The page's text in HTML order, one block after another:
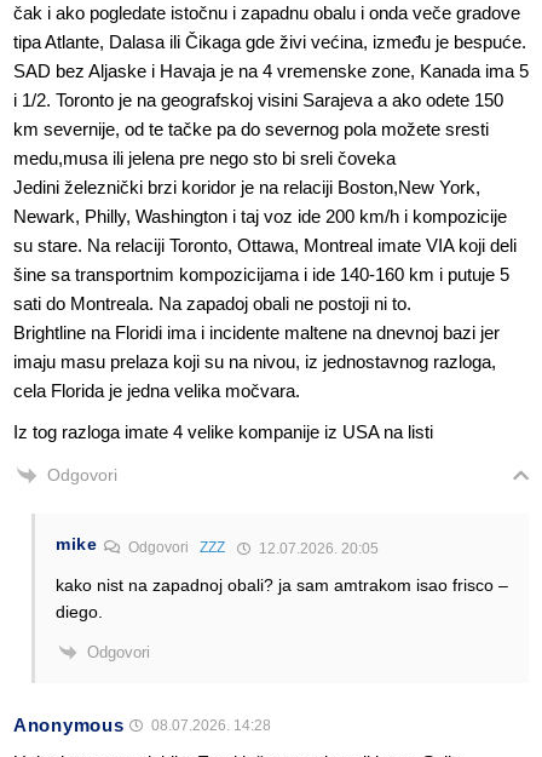
čak i ako pogledate istočnu i zapadnu obalu i onda veče gradove
tipa Atlante, Dalasa ili Čikaga gde živi većina, između je bespuće.
SAD bez Aljaske i Havaja je na 4 vremenske zone, Kanada ima 5
i 1/2. Toronto je na geografskoj visini Sarajeva a ako odete 150
km severnije, od te tačke pa do severnog pola možete sresti
medu,musa ili jelena pre nego sto bi sreli čoveka
Jedini železnički brzi koridor je na relaciji Boston,New York,
Newark, Philly, Washington i taj voz ide 200 km/h i kompozicije
su stare. Na relaciji Toronto, Ottawa, Montreal imate VIA koji deli
šine sa transportnim kompozicijama i ide 140-160 km i putuje 5
sati do Montreala. Na zapadoj obali ne postoji ni to.
Brightline na Floridi ima i incidente maltene na dnevnoj bazi jer
imaju masu prelaza koji su na nivou, iz jednostavnog razloga,
cela Florida je jedna velika močvara.
Iz tog razloga imate 4 velike kompanije iz USA na listi
Odgovori
mike Odgovori ZZZ 12.07.2026. 20:05
kako nist na zapadnoj obali? ja sam amtrakom isao frisco –
diego.
Odgovori
Anonymous 08.07.2026. 14:28